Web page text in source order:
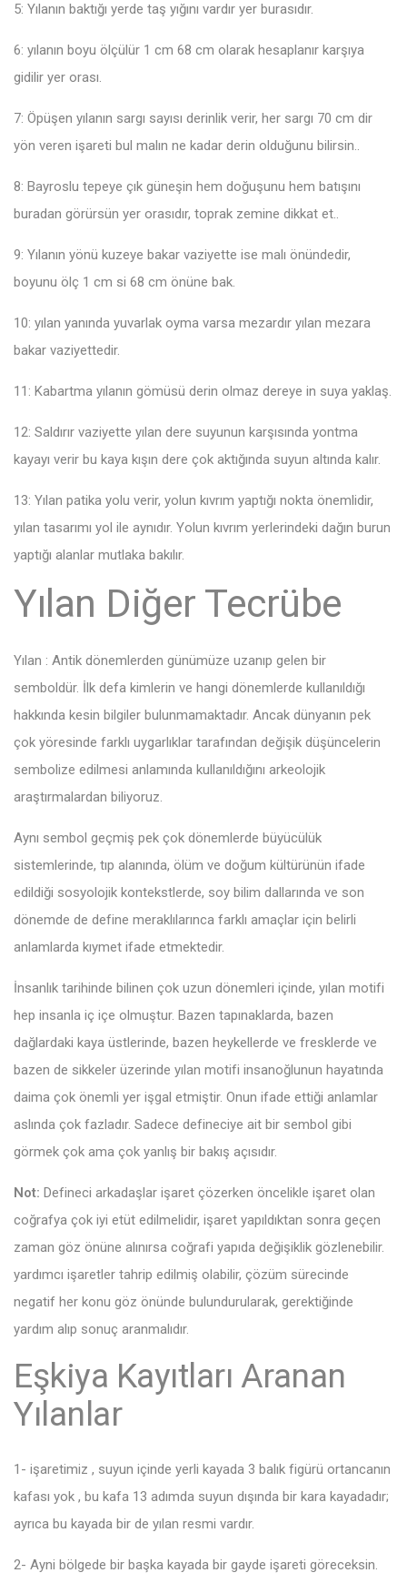
5: Yılanın baktığı yerde taş yığını vardır yer burasıdır.
6: yılanın boyu ölçülür 1 cm 68 cm olarak hesaplanır karşıya
gidilir yer orası.
7: Öpüşen yılanın sargı sayısı derinlik verir, her sargı 70 cm dir
yön veren işareti bul malın ne kadar derin olduğunu bilirsin..
8: Bayroslu tepeye çık güneşin hem doğuşunu hem batışını
buradan görürsün yer orasıdır, toprak zemine dikkat et..
9: Yılanın yönü kuzeye bakar vaziyette ise malı önündedir,
boyunu ölç 1 cm si 68 cm önüne bak.
10: yılan yanında yuvarlak oyma varsa mezardır yılan mezara
bakar vaziyettedir.
11: Kabartma yılanın gömüsü derin olmaz dereye in suya yaklaş.
12: Saldırır vaziyette yılan dere suyunun karşısında yontma
kayayı verir bu kaya kışın dere çok aktığında suyun altında kalır.
13: Yılan patika yolu verir, yolun kıvrım yaptığı nokta önemlidir,
yılan tasarımı yol ile aynıdır. Yolun kıvrım yerlerindeki dağın burun
yaptığı alanlar mutlaka bakılır.
Yılan Diğer Tecrübe
Yılan : Antik dönemlerden günümüze uzanıp gelen bir
semboldür. İlk defa kimlerin ve hangi dönemlerde kullanıldığı
hakkında kesin bilgiler bulunmamaktadır. Ancak dünyanın pek
çok yöresinde farklı uygarlıklar tarafından değişik düşüncelerin
sembolize edilmesi anlamında kullanıldığını arkeolojik
araştırmalardan biliyoruz.
Aynı sembol geçmiş pek çok dönemlerde büyücülük
sistemlerinde, tıp alanında, ölüm ve doğum kültürünün ifade
edildiği sosyolojik kontekstlerde, soy bilim dallarında ve son
dönemde de define meraklılarınca farklı amaçlar için belirli
anlamlarda kıymet ifade etmektedir.
İnsanlık tarihinde bilinen çok uzun dönemleri içinde, yılan motifi
hep insanla iç içe olmuştur. Bazen tapınaklarda, bazen
dağlardaki kaya üstlerinde, bazen heykellerde ve fresklerde ve
bazen de sikkeler üzerinde yılan motifi insanoğlunun hayatında
daima çok önemli yer işgal etmiştir. Onun ifade ettiği anlamlar
aslında çok fazladır. Sadece defineciye ait bir sembol gibi
görmek çok ama çok yanlış bir bakış açısıdır.
Not: Defineci arkadaşlar işaret çözerken öncelikle işaret olan
coğrafya çok iyi etüt edilmelidir, işaret yapıldıktan sonra geçen
zaman göz önüne alınırsa coğrafi yapıda değişiklik gözlenebilir.
yardımcı işaretler tahrip edilmiş olabilir, çözüm sürecinde
negatif her konu göz önünde bulundurularak, gerektiğinde
yardım alıp sonuç aranmalıdır.
Eşkiya Kayıtları Aranan
Yılanlar
1- işaretimiz , suyun içinde yerli kayada 3 balık figürü ortancanın
kafası yok , bu kafa 13 adımda suyun dışında bir kara kayadadır;
ayrıca bu kayada bir de yılan resmi vardır.
2- Ayni bölgede bir başka kayada bir gayde işareti göreceksin.